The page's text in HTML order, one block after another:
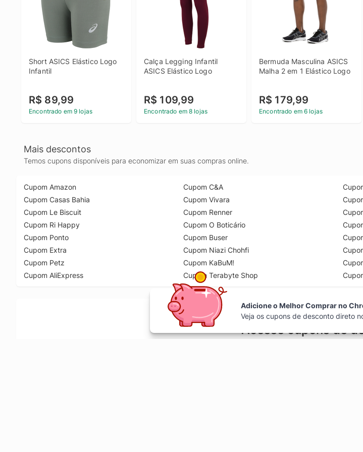
Short ASICS Elástico Logo
Infantil
R$ 89,99
Encontrado em 9 lojas
Calça Legging Infantil
ASICS Elástico Logo
R$ 109,99
Encontrado em 8 lojas
Bermuda Masculina ASICS
Malha 2 em 1 Elástico Logo
R$ 179,99
Encontrado em 6 lojas
Mais descontos
Temos cupons disponíveis para economizar em suas compras online.
Cupom Amazon
Cupom Casas Bahia
Cupom Le Biscuit
Cupom Ri Happy
Cupom Ponto
Cupom Extra
Cupom Petz
Cupom AliExpress
Cupom C&A
Cupom Vivara
Cupom Renner
Cupom O Boticário
Cupom Buser
Cupom Niazi Chohfi
Cupom KaBuM!
Cupom Terabyte Shop
Acesse cupons de
Adicione o Melhor Comprar no
Veja os cupons de desconto direto